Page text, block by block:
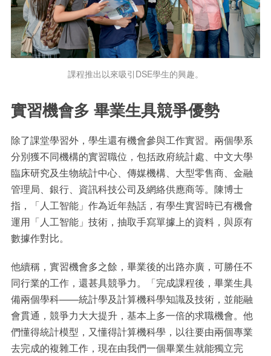
課程推出以來吸引DSE學生的興趣。
實習機會多 畢業生具競爭優勢
除了課堂學習外，學生還有機會參與工作實習。兩個學系
分別獲不同機構的實習職位，包括政府統計處、中文大學
臨床研究及生物統計中心、傳媒機構、大型零售商、金融
管理局、銀行、資訊科技公司及網絡供應商等。陳博士
指，「人工智能」作為近年熱話，有學生實習時已有機會
運用「人工智能」技術，抽取手寫單據上的資料，與原有
數據作對比。
他續稱，實習機會多之餘，畢業後的出路亦廣，可勝任不
同行業的工作，還甚具競爭力。「完成課程後，畢業生具
備兩個學科——統計學及計算機科學知識及技術，並能融
會貫通，競爭力大大提升，基本上多一倍的求職機會。他
們懂得統計模型，又懂得計算機科學，以往要由兩個專業
去完成的複雜工作，現在由我們一個畢業生就能獨立完